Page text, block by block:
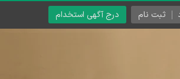
درج آگهی استخدام ثبت نام